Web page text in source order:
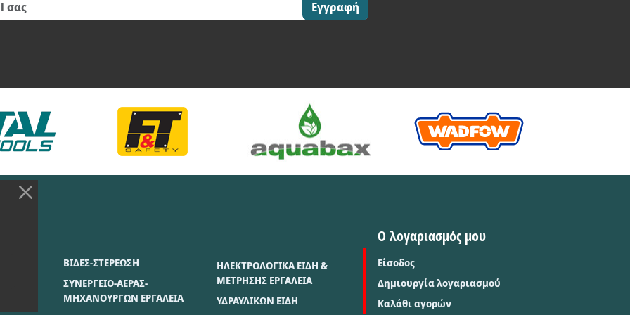
Εγγραφή
ΒΙΔΕΣ-ΣΤΕΡΕΩΣΗ
ΣΥΝΕΡΓΕΙΟ-ΑΕΡΑΣ-
ΜΗΧΑΝΟΥΡΓΩΝ ΕΡΓΑΛΕΙΑ
ΗΛΕΚΤΡΟΛΟΓΙΚΑ ΕΙΔΗ &
ΜΕΤΡΗΣΗΣ ΕΡΓΑΛΕΙΑ
ΥΔΡΑΥΛΙΚΩΝ ΕΙΔΗ
Ο λογαριασμός μου
Είσοδος
Δημιουργία λογαριασμού
Καλάθι αγορών